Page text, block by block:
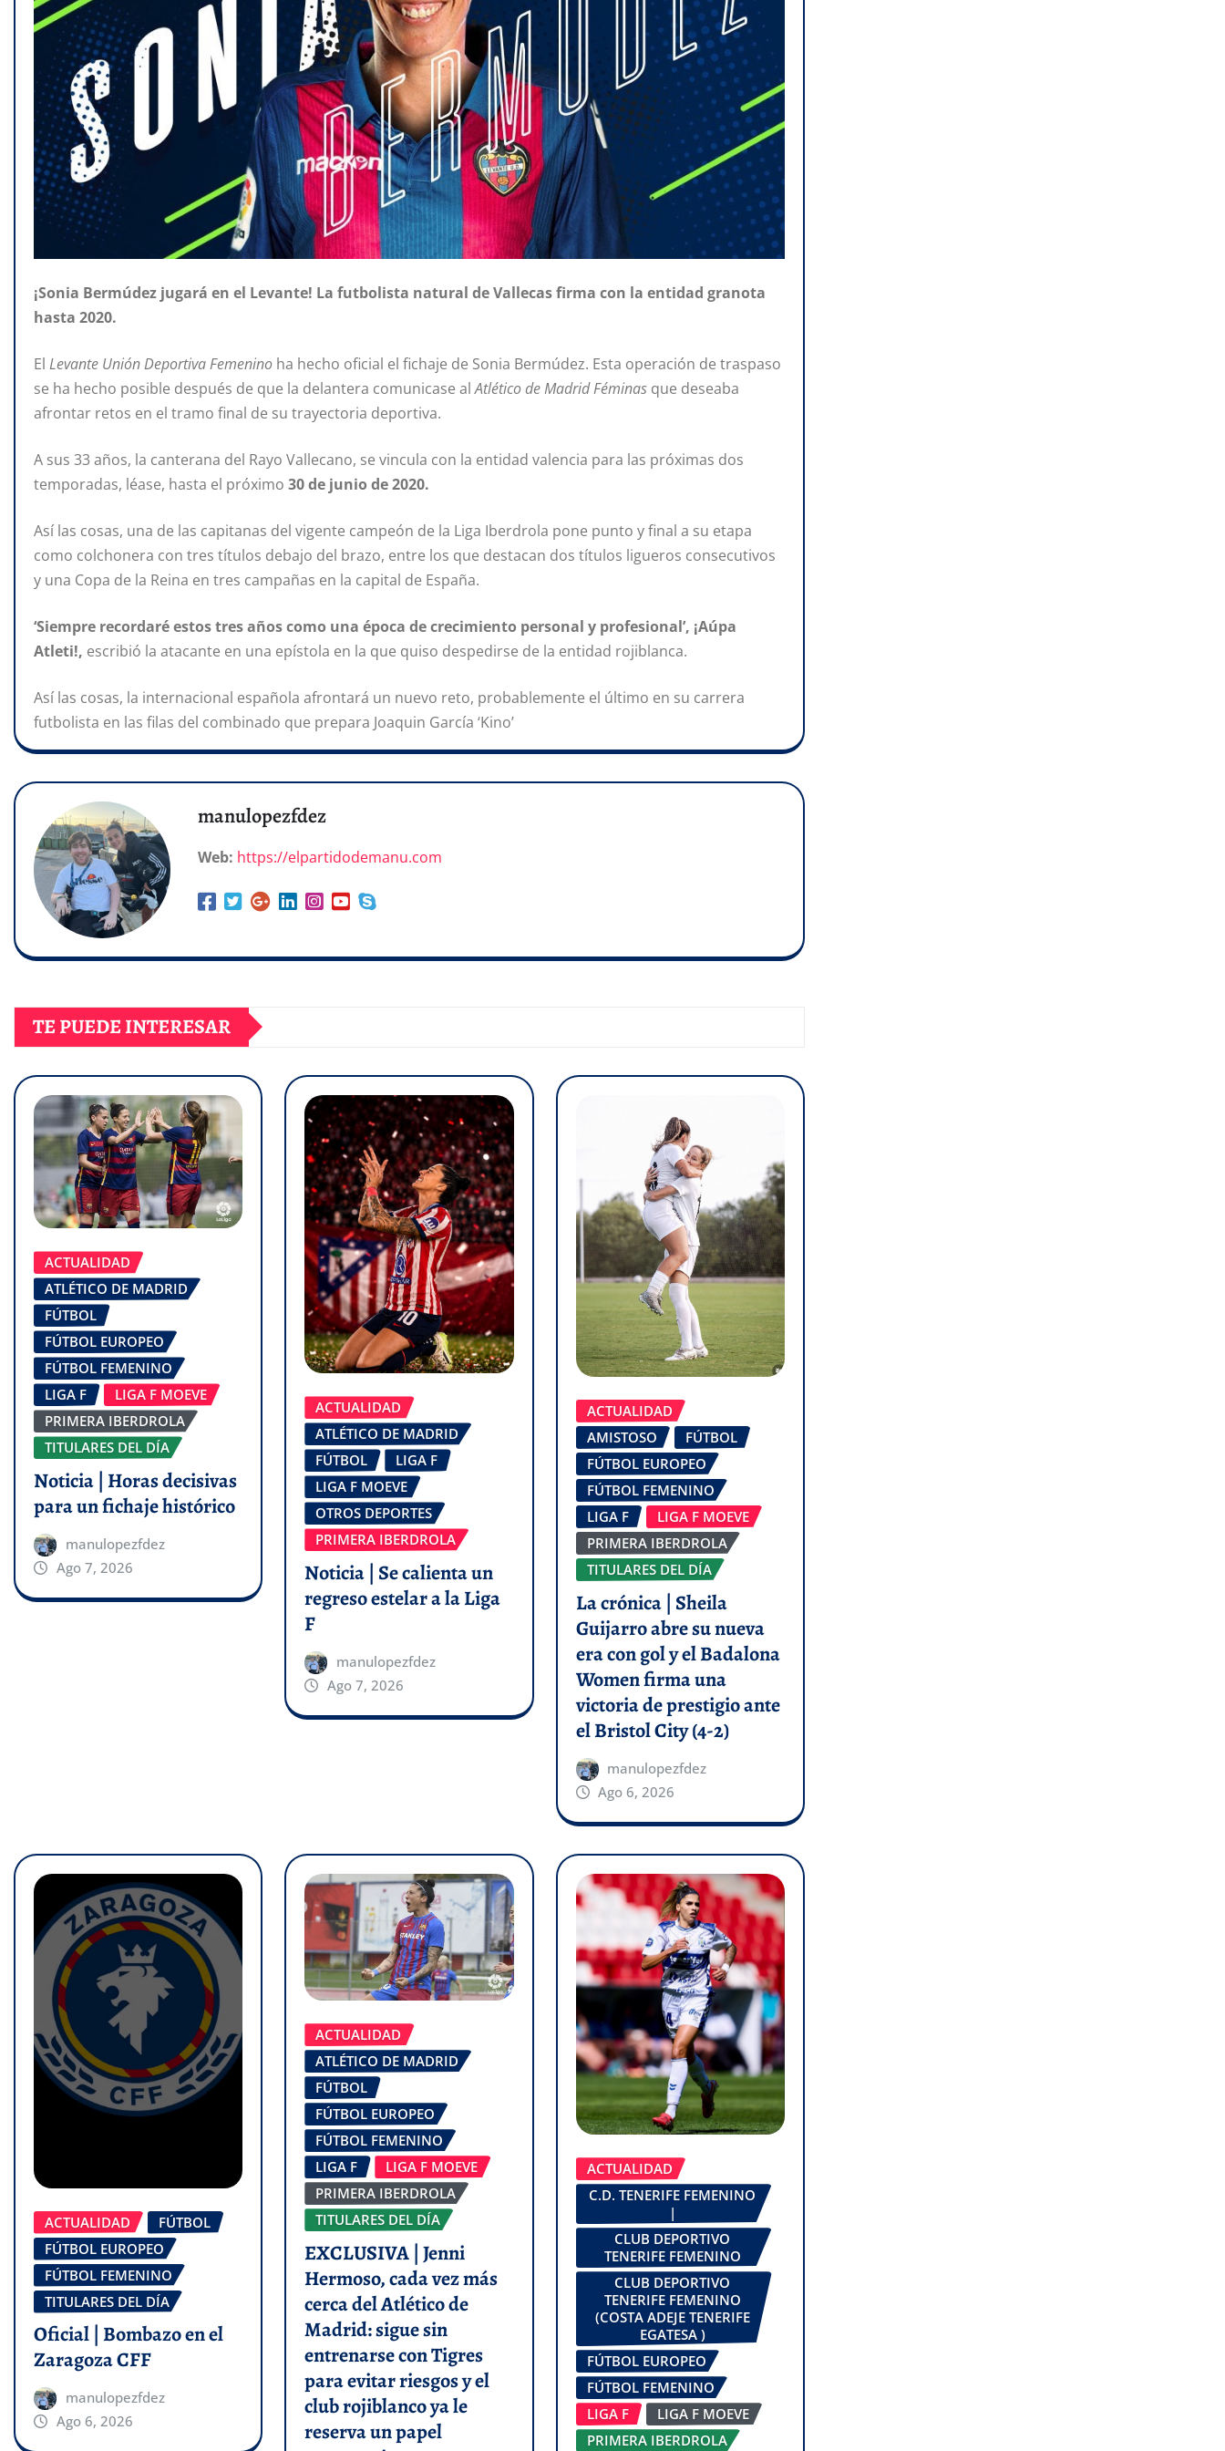
¡Sonia Bermúdez jugará en el Levante! La futbolista natural de Vallecas firma con la entidad granota
hasta 2020.
El Levante Unión Deportiva Femenino ha hecho oficial el fichaje de Sonia Bermúdez. Esta operación de traspaso
se ha hecho posible después de que la delantera comunicase alAtlético de Madrid Féminas que deseaba
afrontar retos en el tramo final de su trayectoria deportiva.
A sus 33 años, la canterana del Rayo Vallecano, se vincula con la entidad valencia para las próximas dos
temporadas, léase, hasta el próximo 30 de junio de 2020.
Así las cosas, una de las capitanas del vigente campeón de la Liga Iberdrola pone punto y final a su etapa
como colchonera con tres títulos debajo del brazo, entre los que destacan dos títulos ligueros consecutivos
y una Copa de la Reina en tres campañas en la capital de España.
‘Siempre recordaré estos tres años como una época de crecimiento personal y profesional’, ¡Aúpa
Atleti!, escribió la atacante en una epístola en la que quiso despedirse de la entidad rojiblanca.
Así las cosas, la internacional española afrontará un nuevo reto, probablemente el último en su carrera
futbolista en las filas del combinado que prepara Joaquin García ‘Kino’
manulopezfdez
Web: https://elpartidodemanu.com
TE PUEDE INTERESAR
ACTUALIDAD
ATLÉTICO DE MADRID
FÚTBOL
FÚTBOL EUROPEO
FÚTBOL FEMENINO
LIGA F
LIGA F MOEVE
PRIMERA IBERDROLA
TITULARES DEL DÍA
Noticia | Horas decisivas
para un fichaje histórico
manulopezfdez
Ago 7, 2026
ACTUALIDAD
ATLÉTICO DE MADRID
FÚTBOL
LIGA F
LIGA F MOEVE
OTROS DEPORTES
PRIMERA IBERDROLA
Noticia | Se calienta un
regreso estelar a la Liga
F
manulopezfdez
Ago 7, 2026
ACTUALIDAD
AMISTOSO
FÚTBOL
FÚTBOL EUROPEO
FÚTBOL FEMENINO
LIGA F
LIGA F MOEVE
PRIMERA IBERDROLA
TITULARES DEL DÍA
La crónica | Sheila
Guijarro abre su nueva
era con gol y el Badalona
Women firma una
victoria de prestigio ante
el Bristol City (4-2)
manulopezfdez
Ago 6, 2026
ACTUALIDAD
FÚTBOL
FÚTBOL EUROPEO
FÚTBOL FEMENINO
TITULARES DEL DÍA
Oficial | Bombazo en el
Zaragoza CFF
manulopezfdez
Ago 6, 2026
ACTUALIDAD
ATLÉTICO DE MADRID
FÚTBOL
FÚTBOL EUROPEO
FÚTBOL FEMENINO
LIGA F
LIGA F MOEVE
PRIMERA IBERDROLA
TITULARES DEL DÍA
EXCLUSIVA | Jenni
Hermoso, cada vez más
cerca del Atlético de
Madrid: sigue sin
entrenarse con Tigres
para evitar riesgos y el
club rojiblanco ya le
reserva un papel
ACTUALIDAD
C.D. TENERIFE FEMENINO
|
CLUB DEPORTIVO
TENERIFE FEMENINO
CLUB DEPORTIVO
TENERIFE FEMENINO
(COSTA ADEJE TENERIFE
EGATESA )
FÚTBOL EUROPEO
FÚTBOL FEMENINO
LIGA F
LIGA F MOEVE
PRIMERA IBERDROLA